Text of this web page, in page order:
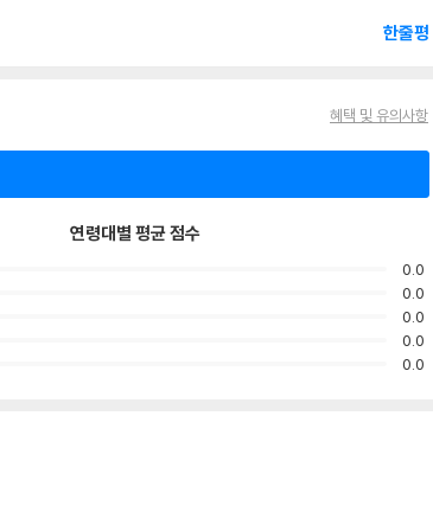
한줄평
혜택 및 유의사항
연령대별 평균 점수
0.0
0.0
0.0
0.0
0.0